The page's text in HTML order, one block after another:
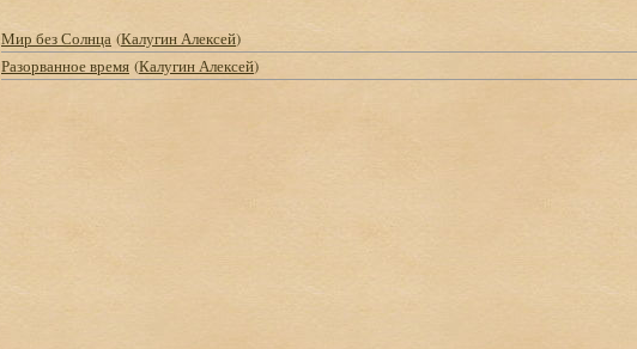
Мир без Солнца (Калугин Алексей)
Разорванное время (Калугин Алексей)